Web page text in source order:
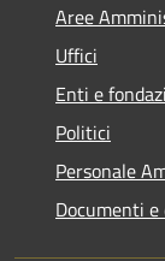
Aree
Uffici
Enti e
Politici
Personale
Documenti e